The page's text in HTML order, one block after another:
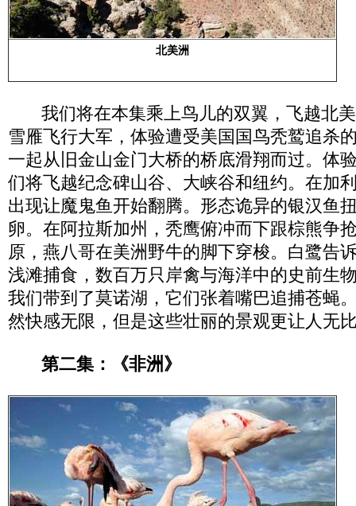
北美洲
我们将在本集乘上鸟儿的双翼，飞越北美
雪雁飞行大军，体验遭受美国国鸟秃鹫追杀
一起从旧金山金门大桥的桥底滑翔而过。体
们将飞越纪念碑山谷、大峡谷和纽约。在加
出现让魔鬼鱼开始翻腾。形态诡异的银汉鱼
卵。在阿拉斯加州，秃鹰俯冲而下跟棕熊争
原，燕八哥在美洲野牛的脚下穿梭。白鹭告
浅滩捕食，数百万只岸禽与海洋中的史前生
我们带到了莫诺湖，它们张着嘴巴追捕苍蝇
然快感无限，但是这些壮丽的景观更让人无
第二集：《非洲》